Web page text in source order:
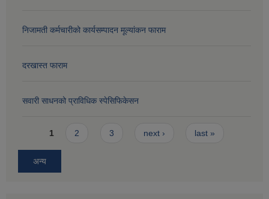
निजामती कर्मचारीको कार्यसम्पादन मूल्यांकन फाराम
दरखास्त फाराम
सवारी साधनको प्राविधिक स्पेसिफिकेसन
Pages
1 2 3 next › last »
अन्य